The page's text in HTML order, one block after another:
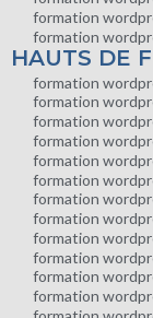
formation
formation
HAUTS DE
formation
formation
formation
formation
formation
formation
formation
formation
formation
formation
formation
formation